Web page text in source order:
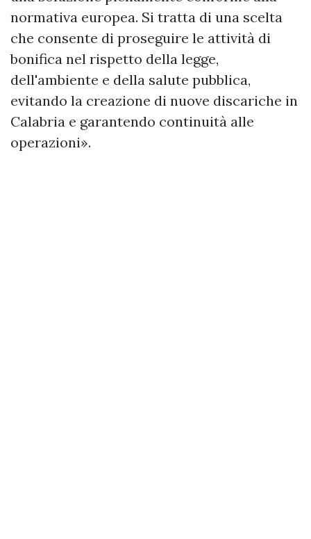
normativa europea. Si tratta di una scelta
che consente di proseguire le attività di
bonifica nel rispetto della legge,
dell'ambiente e della salute pubblica,
evitando la creazione di nuove discariche in
Calabria e garantendo continuità alle
operazioni».